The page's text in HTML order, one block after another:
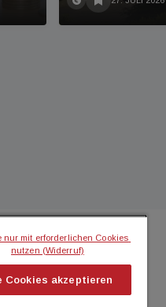
nur mit erforderlichen Cookies
nutzen (Widerruf)
Cookies akzeptieren